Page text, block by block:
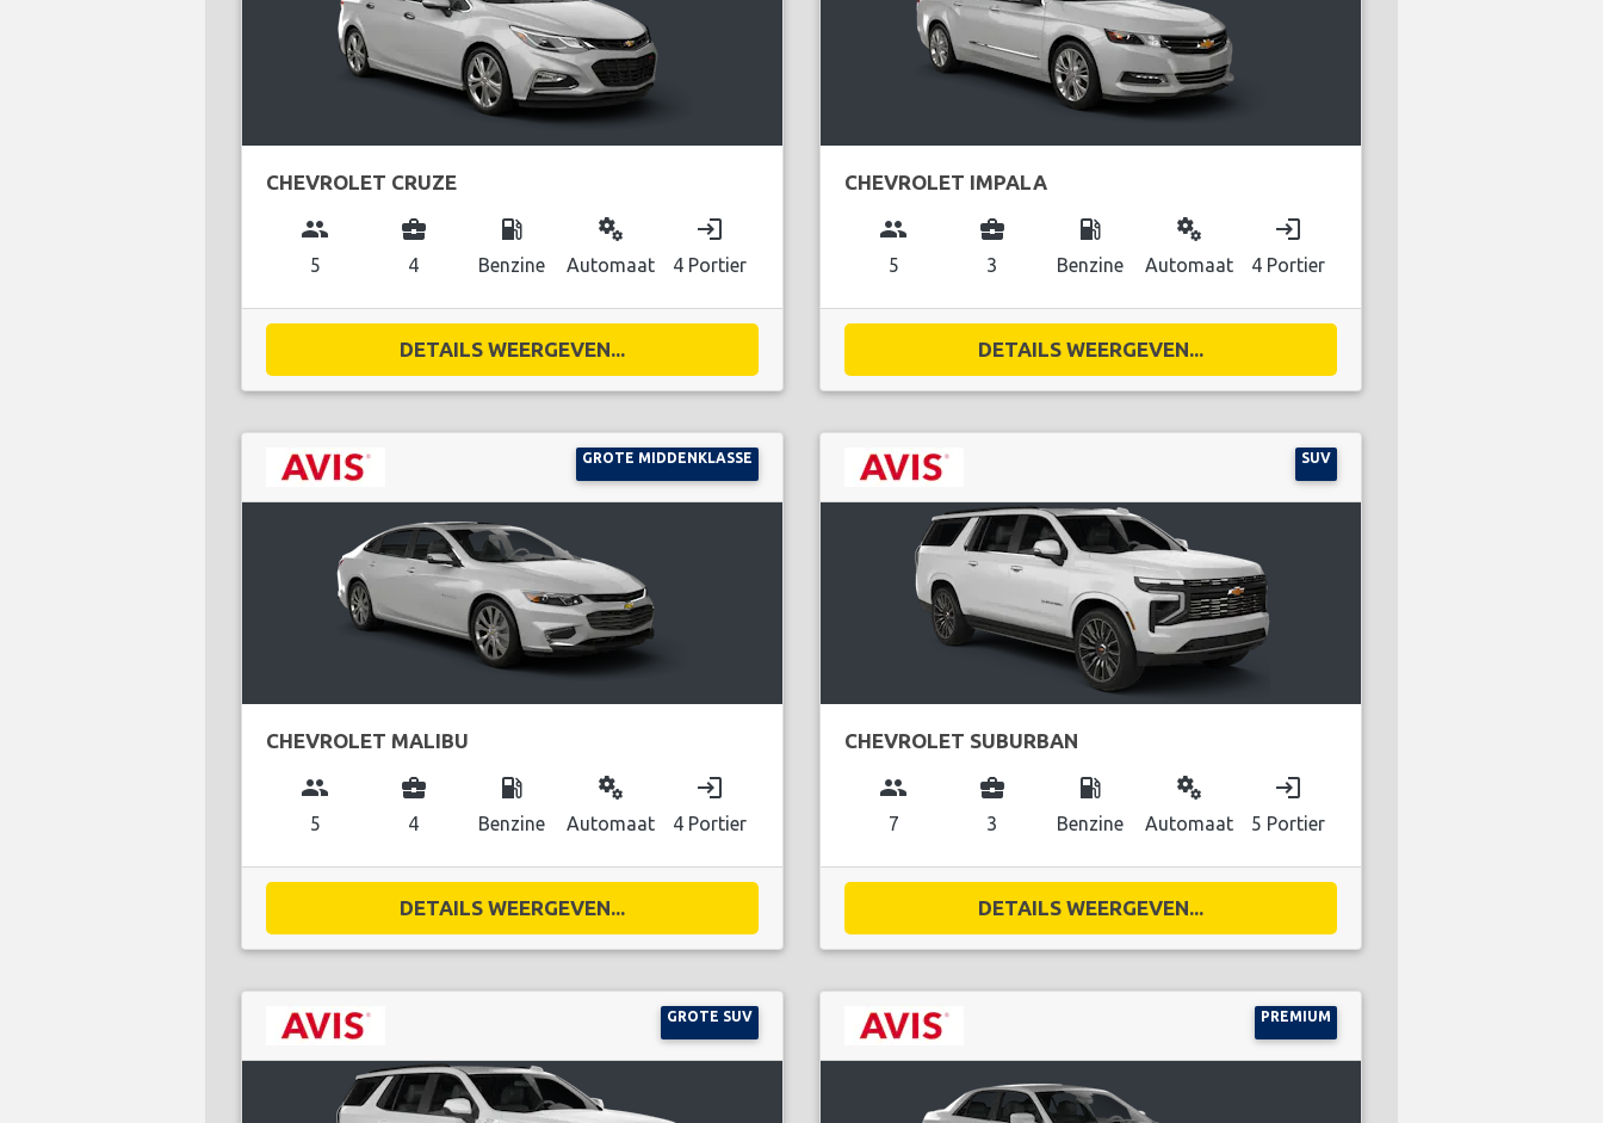
CHEVROLET CRUZE
group
5
business_center
4
local_gas_station
Benzine
miscellaneous_services
Automaat
login
4 Portier
DETAILS WEERGEVEN...
CHEVROLET IMPALA
group
5
business_center
3
local_gas_station
Benzine
miscellaneous_services
Automaat
login
4 Portier
DETAILS WEERGEVEN...
GROTE MIDDENKLASSE
CHEVROLET MALIBU
group
5
business_center
4
local_gas_station
Benzine
miscellaneous_services
Automaat
login
4 Portier
DETAILS WEERGEVEN...
SUV
CHEVROLET SUBURBAN
group
7
business_center
3
local_gas_station
Benzine
miscellaneous_services
Automaat
login
5 Portier
DETAILS WEERGEVEN...
GROTE SUV PREMIUM